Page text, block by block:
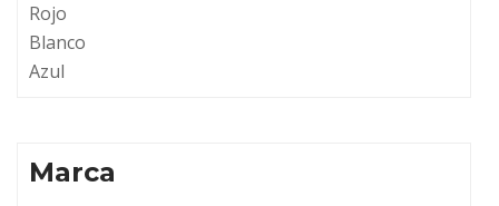
Rojo
Blanco
Azul
Marca